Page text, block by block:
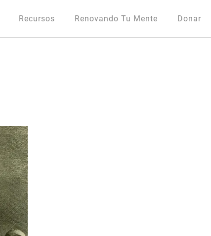
Recursos Renovando Tu Mente Donar